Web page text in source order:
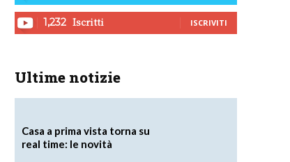
1,232 Iscritti ISCRIVITI
Ultime notizie
Casa a prima vista torna su
real time: le novità